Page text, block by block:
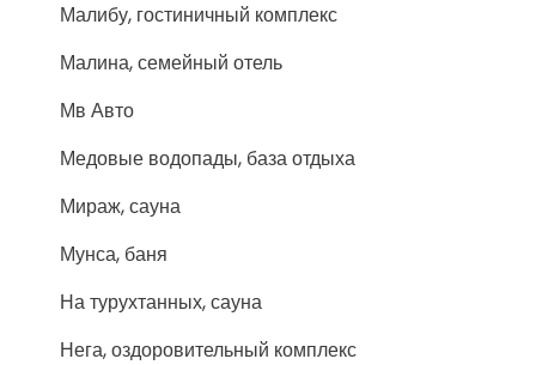
Малибу, гостиничный комплекс
Малина, семейный отель
Мв Авто
Медовые водопады, база отдыха
Мираж, сауна
Мунса, баня
На турухтанных, сауна
Нега, оздоровительный комплекс